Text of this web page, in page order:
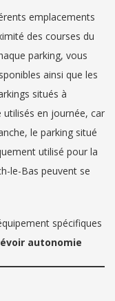
emplacements
des courses du
parking, vous
ainsi que les
situés à
en journée, car
le parking situé
utilisé pour la
le-Bas peuvent se
spécifiques
autonomie